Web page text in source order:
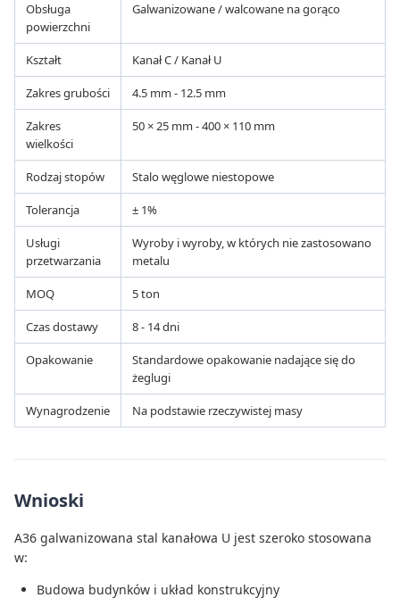
Obsługa
powierzchni
Galwanizowane / walcowane na gorąco
Kształt Kanał C / Kanał U
Zakres grubości 4.5 mm - 12.5 mm
Zakres
wielkości
50 × 25 mm - 400 × 110 mm
Rodzaj stopów Stalo węglowe niestopowe
Tolerancja ± 1%
Usługi
przetwarzania
Wyroby i wyroby, w których nie zastosowano
metalu
MOQ 5 ton
Czas dostawy 8 - 14 dni
Opakowanie
Standardowe opakowanie nadające się do
żeglugi
Wynagrodzenie Na podstawie rzeczywistej masy
Wnioski
A36 galwanizowana stal kanałowa U jest szeroko stosowana
w:
Budowa budynków i układ konstrukcyjny